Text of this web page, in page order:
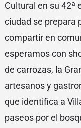
Cultural en su 42ª
ciudad se prepara
compartir en
esperamos con
de carrozas, la
artesanos y
que identifica a
paseos por el